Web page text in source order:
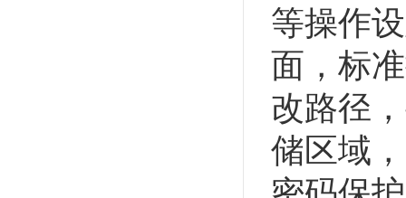
等操作
面，标
改路径
储区域